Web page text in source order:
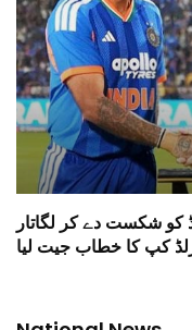
کو شکست دے کر لگاتار